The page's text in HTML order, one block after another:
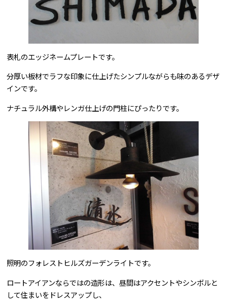
表札のエッジネームプレートです。
分厚い板材でラフな印象に仕上げたシンプルながらも味のあるデザ
インです。
ナチュラル外構やレンガ仕上げの門柱にぴったりです。
照明のフォレストヒルズガーデンライトです。
ロートアイアンならではの造形は、昼間はアクセントやシンボルと
して住まいをドレスアップし、